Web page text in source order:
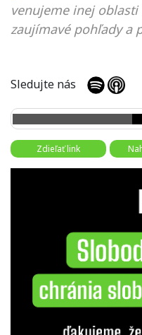
venujeme inej
zaujímavé pohľady a
Sledujte nás
Zdieľať link